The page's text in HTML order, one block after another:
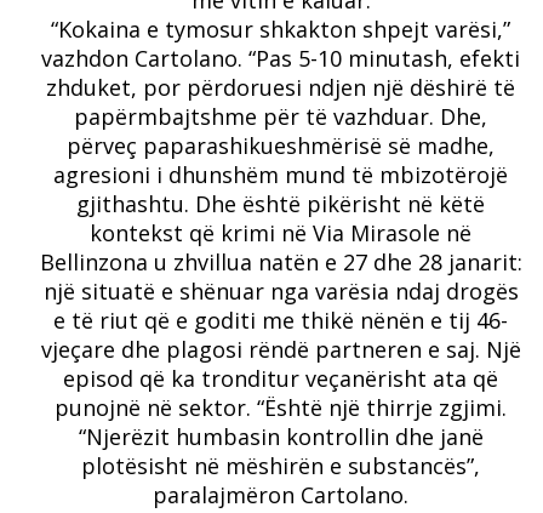
“Kokaina e tymosur shkakton shpejt varësi,”
vazhdon Cartolano. “Pas 5-10 minutash, efekti
zhduket, por përdoruesi ndjen një dëshirë të
papërmbajtshme për të vazhduar. Dhe,
përveç paparashikueshmërisë së madhe,
agresioni i dhunshëm mund të mbizotërojë
gjithashtu. Dhe është pikërisht në këtë
kontekst që krimi në Via Mirasole në
Bellinzona u zhvillua natën e 27 dhe 28 janarit:
një situatë e shënuar nga varësia ndaj drogës
e të riut që e goditi me thikë nënën e tij 46-
vjeçare dhe plagosi rëndë partneren e saj. Një
episod që ka tronditur veçanërisht ata që
punojnë në sektor. “Është një thirrje zgjimi.
“Njerëzit humbasin kontrollin dhe janë
plotësisht në mëshirën e substancës”,
paralajmëron Cartolano.